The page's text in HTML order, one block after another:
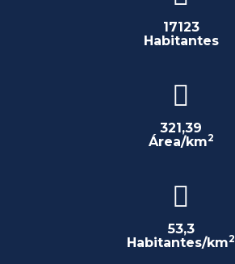
17123
Habitantes
321,39
Área/km2
53,3
Habitantes/km2